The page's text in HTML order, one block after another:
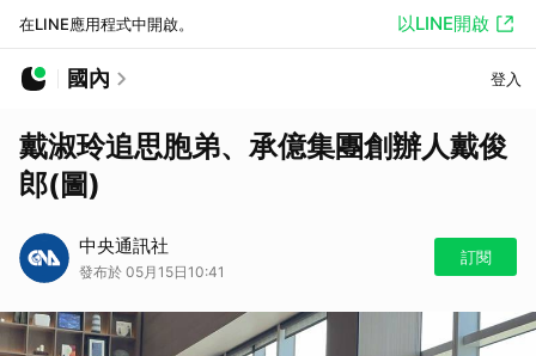
在LINE應用程式中開啟。 以LINE開啟
國內 登入
戴淑玲追思胞弟、承億集團創辦人戴俊
郎(圖)
中央通訊社
發布於 05月15日10:41
訂閱